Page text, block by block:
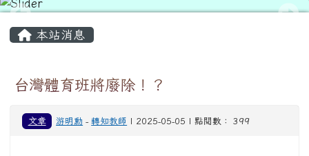
本站消息
台灣體育班將廢除！？
文章 游明勳 -轉知教師 | 2025-05-05 | 點閱數： 399